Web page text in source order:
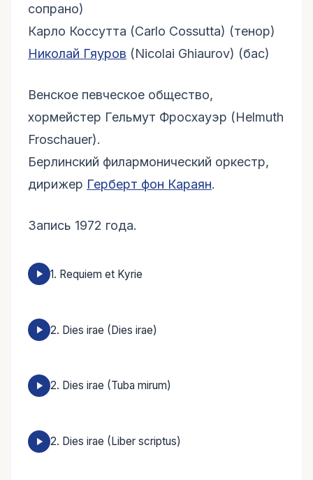
сопрано)
Карло Коссутта (Carlo Cossutta) (тенор)
Николай Гяуров (Nicolai Ghiaurov) (бас)
Венское певческое общество,
хормейстер Гельмут Фросхауэр (Helmuth
Froschauer).
Берлинский филармонический оркестр,
дирижер Герберт фон Караян.
Запись 1972 года.
1. Requiem et Kyrie
2. Dies irae (Dies irae)
2. Dies irae (Tuba mirum)
2. Dies irae (Liber scriptus)